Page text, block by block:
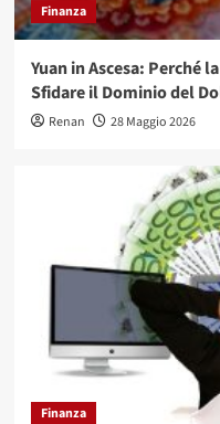
Finanza
Yuan in Ascesa: Perché
Sfidare il Dominio del
Renan 28 Maggio 2026
Finanza